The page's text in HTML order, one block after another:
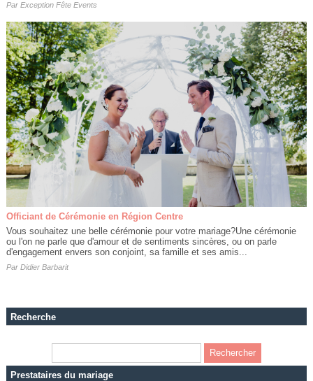
Par Exception Fête Events
Officiant de Cérémonie en Région Centre
Vous souhaitez une belle cérémonie pour votre mariage?Une cérémonie
ou l'on ne parle que d'amour et de sentiments sincères, ou on parle
d'engagement envers son conjoint, sa famille et ses amis...
Par Didier Barbarit
Recherche
Prestataires du mariage